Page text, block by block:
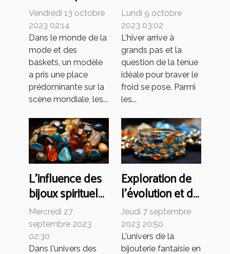
mondial du
succès des Air
Jordan 4
Vendredi 13 octobre
2023 02:14
Dans le monde de la
mode et des
baskets, un modèle
a pris une place
prédominante sur la
scène mondiale, les...
pull pour l'hiver :
critères et
conseils
Lundi 9 octobre
2023 03:02
L'hiver arrive à
grands pas et la
question de la tenue
idéale pour braver le
froid se pose. Parmi
les...
L'influence des
bijoux spirituels
et des pierres
dans diverses
cultures
Mercredi 27
septembre 2023
02:30
Dans l'univers des
Exploration de
l'évolution et de
la popularité
des bijoux
fantaisie en ligne
Jeudi 7 septembre
2023 20:50
L'univers de la
bijouterie fantaisie en